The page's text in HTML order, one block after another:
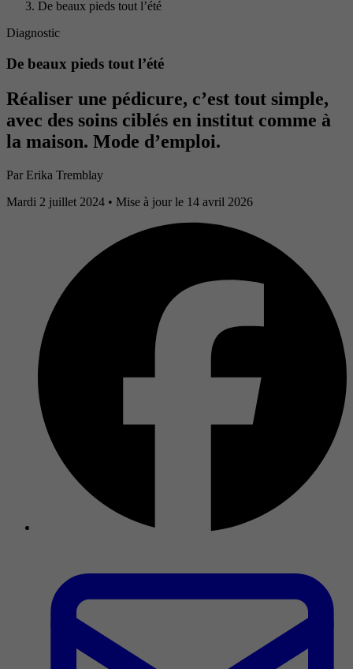
De beaux pieds tout l’été
Diagnostic
De beaux pieds tout l’été
Réaliser une pédicure, c’est tout simple,
avec des soins ciblés en institut comme à
la maison. Mode d’emploi.
Par Erika Tremblay
Mardi 2 juillet 2024 • Mise à jour le 14 avril 2026